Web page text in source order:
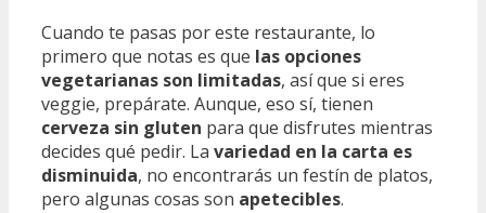
Cuando te pasas por este restaurante, lo
primero que notas es que las opciones
vegetarianas son limitadas, así que si eres
veggie, prepárate. Aunque, eso sí, tienen
cerveza sin gluten para que disfrutes mientras
decides qué pedir. La variedad en la carta es
disminuida, no encontrarás un festín de platos,
pero algunas cosas son apetecibles.